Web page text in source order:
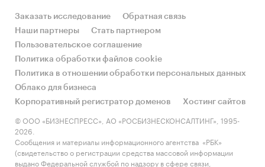
Основным методом сбора данных является
мониторинг документов.
В качестве основных методов анализа данных
выступают так называемые (1) Традиционный
(качественный) контент-анализ интервью и
документов и (2) Квантитативный
(количественный) анализ с применением
пакетов программ, к которым имеет доступ
наше агентство.
Контент-анализ выполняется в рамках
Заказать исследование
Обратная связь
Наши партнеры
Стать партнером
Пользовательское соглашение
Политика обработки файлов cookie
Политика в отношении обработки персональных данных
Облако для бизнеса
Корпоративный регистратор доменов
Хостинг сайтов
© ООО «БИЗНЕСПРЕСС», АО «РОСБИЗНЕСКОНСАЛТИНГ», 1995-
2026.
Сообщения и материалы информационного агентства «РБК»
(свидетельство о регистрации средства массовой информации
выдано Федеральной службой по надзору в сфере связи,